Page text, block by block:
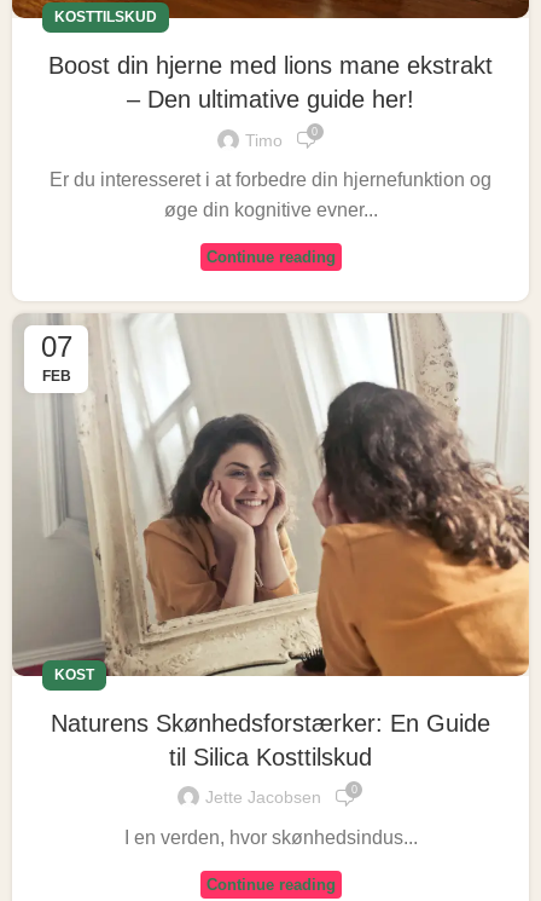
KOSTTILSKUD
Boost din hjerne med lions mane ekstrakt
– Den ultimative guide her!
Timo 0
Er du interesseret i at forbedre din hjernefunktion og
øge din kognitive evner...
Continue reading
07
FEB
KOST
Naturens Skønhedsforstærker: En Guide
til Silica Kosttilskud
Jette Jacobsen 0
I en verden, hvor skønhedsindus...
Continue reading